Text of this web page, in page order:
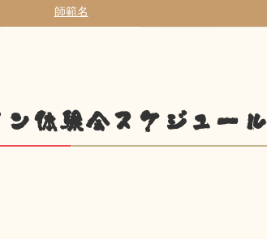
師範名
ン体験会スケジュール